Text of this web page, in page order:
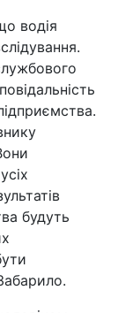
водія
будуть